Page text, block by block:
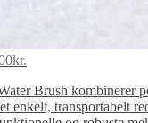
kr.
til
139,00kr.
Brush kombinerer
enkelt, transportabelt